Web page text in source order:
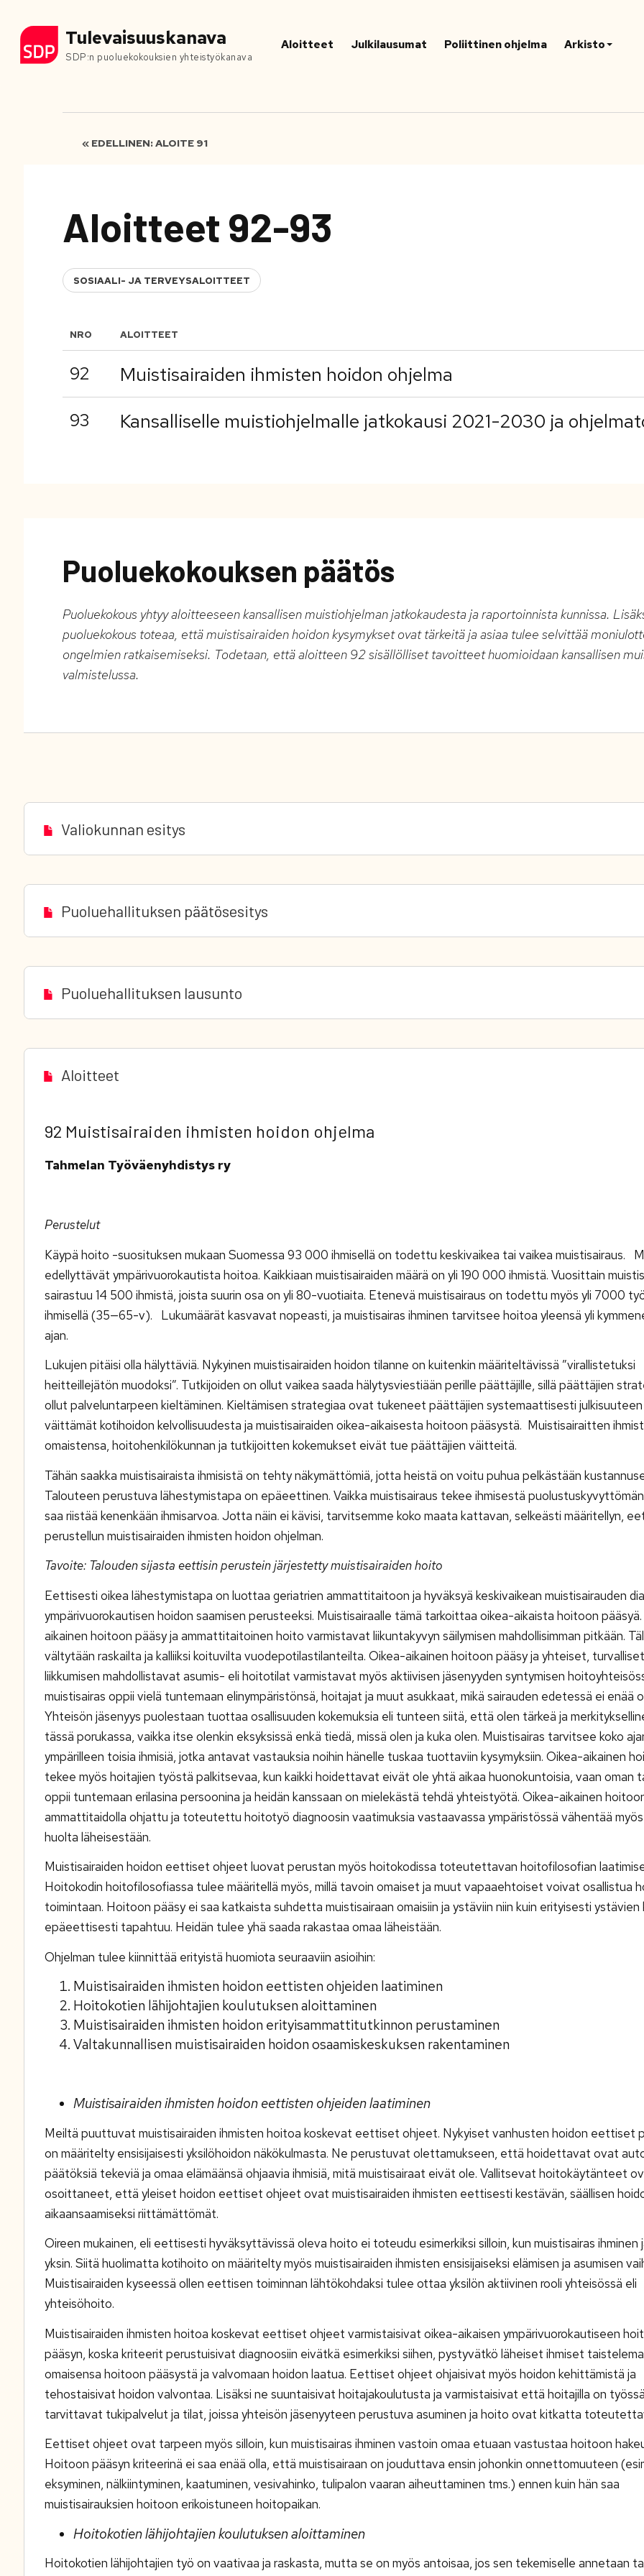
Tulevaisuuskanava
SDP:n puoluekokouksien yhteistyökanava
Aloitteet Julkilausumat Poliittinen ohjelma Arkisto
« EDELLINEN: ALOITE 91
Aloitteet 92-93
SOSIAALI- JA TERVEYSALOITTEET
NRO ALOITTEET
92 Muistisairaiden ihmisten hoidon ohjelma
93 Kansalliselle muistiohjelmalle jatkokausi 2021-2030 ja
Puoluekokouksen päätös
Puoluekokous yhtyy aloitteeseen kansallisen muistiohjelman jatkokaudesta ja raportoinnista kunnissa.
puoluekokous toteaa, että muistisairaiden hoidon kysymykset ovat tärkeitä ja asiaa tulee selvittää
ongelmien ratkaisemiseksi. Todetaan, että aloitteen 92 sisällölliset tavoitteet huomioidaan kansallisen
valmistelussa.
Valiokunnan esitys
Puoluehallituksen päätösesitys
Puoluehallituksen lausunto
Aloitteet
92 Muistisairaiden ihmisten hoidon ohjelma
Tahmelan Työväenyhdistys ry
Perustelut
Käypä hoito -suosituksen mukaan Suomessa 93 000 ihmisellä on todettu keskivaikea tai vaikea muistisairaus.
edellyttävät ympärivuorokautista hoitoa. Kaikkiaan muistisairaiden määrä on yli 190 000 ihmistä. Vuosittain
sairastuu 14 500 ihmistä, joista suurin osa on yli 80-vuotiaita. Etenevä muistisairaus on todettu myös yli 7000
ihmisellä (35—65-v). Lukumäärät kasvavat nopeasti, ja muistisairas ihminen tarvitsee hoitoa yleensä yli
ajan.
Lukujen pitäisi olla hälyttäviä. Nykyinen muistisairaiden hoidon tilanne on kuitenkin määriteltävissä ”virallistetuksi
heitteillejätön muodoksi”. Tutkijoiden on ollut vaikea saada hälytysviestiään perille päättäjille, sillä päättäjien
ollut palveluntarpeen kieltäminen. Kieltämisen strategiaa ovat tukeneet päättäjien systemaattisesti
väittämät kotihoidon kelvollisuudesta ja muistisairaiden oikea-aikaisesta hoitoon pääsystä. Muistisairaitten
omaistensa, hoitohenkilökunnan ja tutkijoitten kokemukset eivät tue päättäjien väitteitä.
Tähän saakka muistisairaista ihmisistä on tehty näkymättömiä, jotta heistä on voitu puhua pelkästään
Talouteen perustuva lähestymistapa on epäeettinen. Vaikka muistisairaus tekee ihmisestä
saa riistää kenenkään ihmisarvoa. Jotta näin ei kävisi, tarvitsemme koko maata kattavan, selkeästi määritellyn,
perustellun muistisairaiden ihmisten hoidon ohjelman.
Tavoite: Talouden sijasta eettisin perustein järjestetty muistisairaiden hoito
Eettisesti oikea lähestymistapa on luottaa geriatrien ammattitaitoon ja hyväksyä keskivaikean muistisairauden
ympärivuorokautisen hoidon saamisen perusteeksi. Muistisairaalle tämä tarkoittaa oikea-aikaista hoitoon
aikainen hoitoon pääsy ja ammattitaitoinen hoito varmistavat liikuntakyvyn säilymisen mahdollisimman pitkään.
vältytään raskailta ja kalliiksi koituvilta vuodepotilastilanteilta. Oikea-aikainen hoitoon pääsy ja yhteiset,
liikkumisen mahdollistavat asumis- eli hoitotilat varmistavat myös aktiivisen jäsenyyden syntymisen
muistisairas oppii vielä tuntemaan elinympäristönsä, hoitajat ja muut asukkaat, mikä sairauden edetessä ei enää
Yhteisön jäsenyys puolestaan tuottaa osallisuuden kokemuksia eli tunteen siitä, että olen tärkeä ja
tässä porukassa, vaikka itse olenkin eksyksissä enkä tiedä, missä olen ja kuka olen. Muistisairas tarvitsee koko
ympärilleen toisia ihmisiä, jotka antavat vastauksia noihin hänelle tuskaa tuottaviin kysymyksiin. Oikea-aikainen
tekee myös hoitajien työstä palkitsevaa, kun kaikki hoidettavat eivät ole yhtä aikaa huonokuntoisia, vaan oman
oppii tuntemaan erilasina persoonina ja heidän kanssaan on mielekästä tehdä yhteistyötä. Oikea-aikainen
ammattitaidolla ohjattu ja toteutettu hoitotyö diagnoosin vaatimuksia vastaavassa ympäristössä vähentää
huolta läheisestään.
Muistisairaiden hoidon eettiset ohjeet luovat perustan myös hoitokodissa toteutettavan hoitofilosofian
Hoitokodin hoitofilosofiassa tulee määritellä myös, millä tavoin omaiset ja muut vapaaehtoiset voivat osallistua
toimintaan. Hoitoon pääsy ei saa katkaista suhdetta muistisairaan omaisiin ja ystäviin niin kuin erityisesti ystävien
epäeettisesti tapahtuu. Heidän tulee yhä saada rakastaa omaa läheistään.
Ohjelman tulee kiinnittää erityistä huomiota seuraaviin asioihin:
Muistisairaiden ihmisten hoidon eettisten ohjeiden laatiminen
Hoitokotien lähijohtajien koulutuksen aloittaminen
Muistisairaiden ihmisten hoidon erityisammattitutkinnon perustaminen
Valtakunnallisen muistisairaiden hoidon osaamiskeskuksen rakentaminen
Muistisairaiden ihmisten hoidon eettisten ohjeiden laatiminen
Meiltä puuttuvat muistisairaiden ihmisten hoitoa koskevat eettiset ohjeet. Nykyiset vanhusten hoidon eettiset
on määritelty ensisijaisesti yksilöhoidon näkökulmasta. Ne perustuvat olettamukseen, että hoidettavat ovat
päätöksiä tekeviä ja omaa elämäänsä ohjaavia ihmisiä, mitä muistisairaat eivät ole. Vallitsevat hoitokäytänteet
osoittaneet, että yleiset hoidon eettiset ohjeet ovat muistisairaiden ihmisten eettisesti kestävän, säällisen
aikaansaamiseksi riittämättömät.
Oireen mukainen, eli eettisesti hyväksyttävissä oleva hoito ei toteudu esimerkiksi silloin, kun muistisairas ihminen
yksin. Siitä huolimatta kotihoito on määritelty myös muistisairaiden ihmisten ensisijaiseksi elämisen ja asumisen
Muistisairaiden kyseessä ollen eettisen toiminnan lähtökohdaksi tulee ottaa yksilön aktiivinen rooli yhteisössä eli
yhteisöhoito.
Muistisairaiden ihmisten hoitoa koskevat eettiset ohjeet varmistaisivat oikea-aikaisen ympärivuorokautiseen
pääsyn, koska kriteerit perustuisivat diagnoosiin eivätkä esimerkiksi siihen, pystyvätkö läheiset ihmiset
omaisensa hoitoon pääsystä ja valvomaan hoidon laatua. Eettiset ohjeet ohjaisivat myös hoidon kehittämistä ja
tehostaisivat hoidon valvontaa. Lisäksi ne suuntaisivat hoitajakoulutusta ja varmistaisivat että hoitajilla on
tarvittavat tukipalvelut ja tilat, joissa yhteisön jäsenyyteen perustuva asuminen ja hoito ovat kitkatta
Eettiset ohjeet ovat tarpeen myös silloin, kun muistisairas ihminen vastoin omaa etuaan vastustaa hoitoon
Hoitoon pääsyn kriteerinä ei saa enää olla, että muistisairaan on jouduttava ensin johonkin onnettomuuteen
eksyminen, nälkiintyminen, kaatuminen, vesivahinko, tulipalon vaaran aiheuttaminen tms.) ennen kuin hän saa
muistisairauksien hoitoon erikoistuneen hoitopaikan.
Hoitokotien lähijohtajien koulutuksen aloittaminen
Hoitokotien lähijohtajien työ on vaativaa ja raskasta, mutta se on myös antoisaa, jos sen tekemiselle annetaan